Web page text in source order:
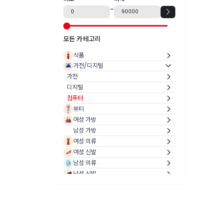
-
모든 카테고리
식품
가전/디지털
가전
디지털
컴퓨터
뷰티
여성 가방
남성 가방
여성 의류
여성 신발
남성 의류
남성 신발